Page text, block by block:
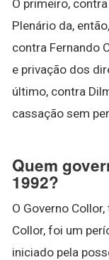
O primeiro,
Plenário da,
contra Fernando
e privação dos
último, contra
cassação sem
Quem
1992?
O Governo
Collor, foi um
iniciado pela